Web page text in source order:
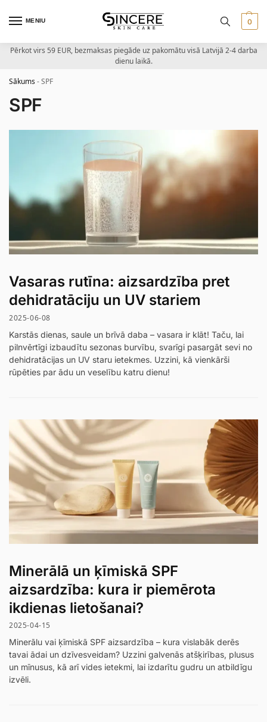
MENIU 0
Pērkot virs 59 EUR, bezmaksas piegāde uz pakomātu visā Latvijā 2-4 darba
dienu laikā.
Sākums-SPF
SPF
Vasaras rutīna: aizsardzība pret
dehidratāciju un UV stariem
2025-06-08
Karstās dienas, saule un brīvā daba – vasara ir klāt! Taču, lai
pilnvērtīgi izbaudītu sezonas burvību, svarīgi pasargāt sevi no
dehidratācijas un UV staru ietekmes. Uzzini, kā vienkārši
rūpēties par ādu un veselību katru dienu!
Minerālā un ķīmiskā SPF
aizsardzība: kura ir piemērota
ikdienas lietošanai?
2025-04-15
Minerālu vai ķīmiskā SPF aizsardzība – kura vislabāk derēs
tavai ādai un dzīvesveidam? Uzzini galvenās atšķirības, plusus
un mīnusus, kā arī vides ietekmi, lai izdarītu gudru un atbildīgu
izvēli.